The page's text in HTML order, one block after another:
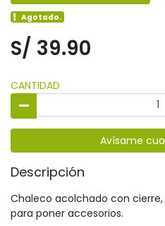
Agotado.
S/ 39.90
CANTIDAD
Avísame
Descripción
Chaleco acolchado con
para poner accesorios.